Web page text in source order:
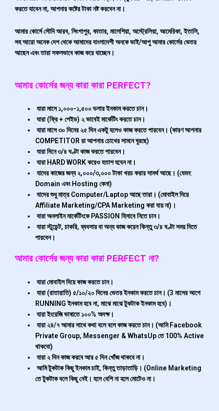
করতে যাবেন না, আপনার কষ্টের টাকা নষ্ট করবেন না।
আমার কোর্সে সৌদি আরব, সিংগাপুর, কাতার, মালেশিয়া, অস্ট্রেলিয়া, আমেরিকা, ইতালি,
সহ আরো অনেক দেশ থেকে আমাদের বাংলাদেশী অনকে ভাই/আপু আমার কোর্সের ভেতর
আছেন এবং তারা সফলভাবে কাজ করে যাচ্ছেন।
আমার কোর্সের জন্য কারা কারা PERFECT?
যারা মাসে ১,০০০-১,৫০০ ডলার ইনকাম করতে চান।
যারা (ফ্রি + পেইড) ২ ভাবেই মার্কেটিং করতে চান।
যারা মাসে ৩০ দিনের ২৫ দিন একটু হলেও কাজ করতে পারবেন। (কারণ আপনার
COMPETITOR রা আপনার চোখের সামনে ঘুরছে)
যারা দিনে ৩/৪ ঘণ্টা কাজ করতে পারবেন।
যারা HARD WORK করেও হতাশ হবেন না।
যাদের কাজের জন্য ২,০০০/৩,০০০ টাকা খরচ করার সামর্থ আছে। (যেমন:
Domain এবং Hosting কেনা)
যাদের শুধু মাত্র Computer/Laptop আছে তারা। (মোবাইল দিয়ে
Affiliate Marketing/CPA Marketing করা যায় না)।
যারা অনলাইন মার্কেটিংকে PASSION হিসাবে নিতে চান।
যারা স্টুডেন্ট, চাকরি, ব্যবসায় বা অন্য কাজ করেন কিন্তু ৩/৪ ঘণ্টা সময় দিতে
পারবেন।
আমার কোর্সের জন্য কারা কারা PERFECT না?
যারা মোবাইল দিয়ে কাজ করতে চান।
যারা (রাতারাতি) ৫/১০/২০ দিনের ভেতর ইনকাম করতে চান। (3 মাসের আগে
RUNNING ইনকাম হবে না, মাঝে মাঝে টুকটাক ইনকাম হবে)।
যারা ইংরেজি ভাষাতে ১০০% অদক্ষ।
যারা ২৪/৭ আমার সাথে কথা বলে বলে কাজ করতে চান। (আমি Facebook
Private Group, Messenger & WhatsUp তে 100% Active
থাকবো)
যারা ২ দিন কাজ করবে আর ৫ দিন খোঁজ থাকবে না।
আমি টুকটাক কিছু ইনকাম চাই, কিন্তু তাড়াতাড়ি। (Online Marketing
তে টুকটাক বলে কিছু নেই। হলে বেশি না হলে মোটেও না।